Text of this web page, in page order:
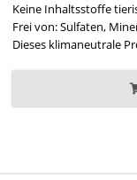
Keine Inhaltsstoffe
Frei von: Sulfaten,
Dieses klimaneutrale